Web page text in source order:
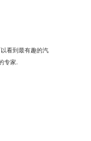
看到最有趣的汽
专家.